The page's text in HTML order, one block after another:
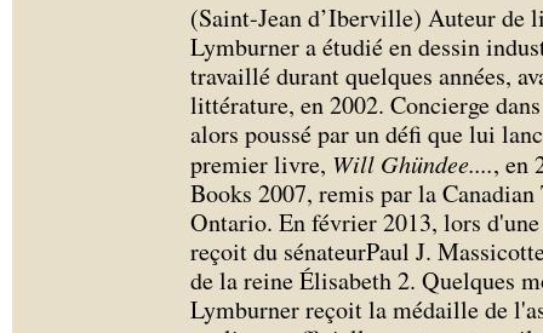
(Saint-Jean d’Iberville) Auteur de
Lymburner a étudié en dessin
travaillé durant quelques années,
littérature, en 2002. Concierge
alors poussé par un défi que lui
premier livre, Will Ghündee...., en
Books 2007, remis par la
Ontario. En février 2013, lors
reçoit du sénateurPaul J.
de la reine Élisabeth 2. Quelques
Lymburner reçoit la médaille de